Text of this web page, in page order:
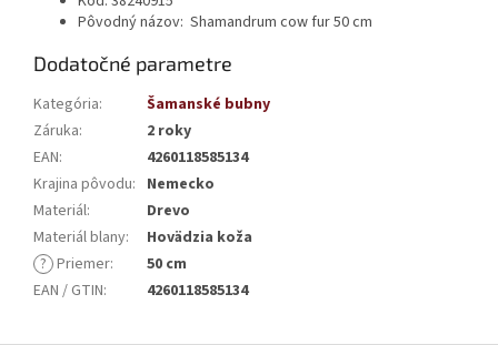
Pôvodný názov: Shamandrum cow fur 50 cm
Dodatočné parametre
Kategória:
Šamanské bubny
Záruka:
2 roky
EAN:
4260118585134
Krajina pôvodu: Nemecko
Materiál:
Drevo
Materiál blany:
Hovädzia koža
? Priemer:
50 cm
EAN / GTIN: 4260118585134